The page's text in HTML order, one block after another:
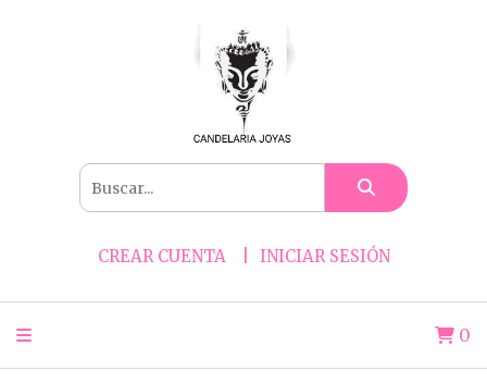
CREAR CUENTA INICIAR SESIÓN
0